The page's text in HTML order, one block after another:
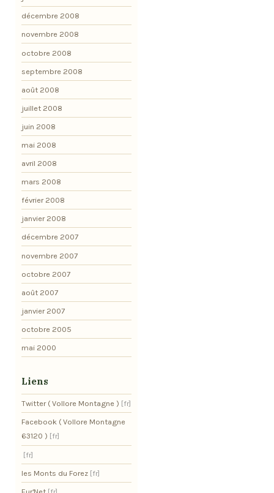
décembre 2008
novembre 2008
octobre 2008
septembre 2008
août 2008
juillet 2008
juin 2008
mai 2008
avril 2008
mars 2008
février 2008
janvier 2008
décembre 2007
novembre 2007
octobre 2007
août 2007
janvier 2007
octobre 2005
mai 2000
Liens
Twitter ( Vollore Montagne )
Facebook ( Vollore Montagne
63120 )
les Monts du Forez